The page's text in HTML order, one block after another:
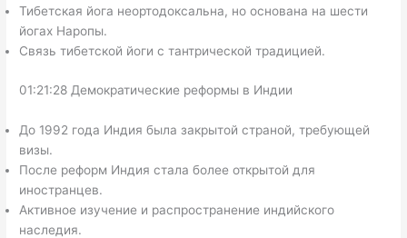
Тибетская йога неортодоксальна, но основана на шести
йогах Наропы.
Связь тибетской йоги с тантрической традицией.
01:21:28 Демократические реформы в Индии
До 1992 года Индия была закрытой страной, требующей
визы.
После реформ Индия стала более открытой для
иностранцев.
Активное изучение и распространение индийского
наследия.